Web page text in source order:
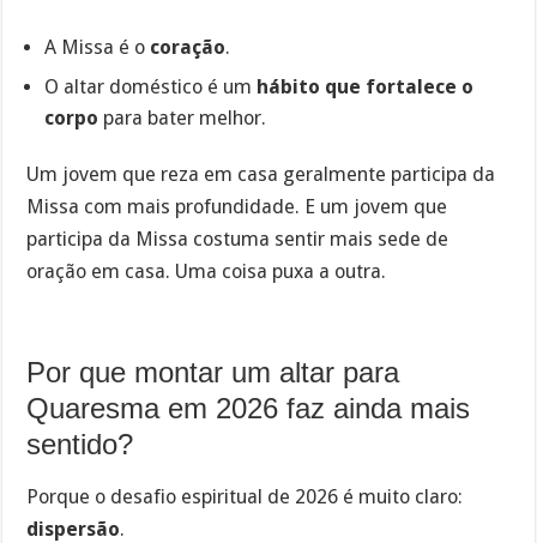
A Missa é o coração.
O altar doméstico é um hábito que fortalece o
corpo para bater melhor.
Um jovem que reza em casa geralmente participa da
Missa com mais profundidade. E um jovem que
participa da Missa costuma sentir mais sede de
oração em casa. Uma coisa puxa a outra.
Por que montar um altar para
Quaresma em 2026 faz ainda mais
sentido?
Porque o desafio espiritual de 2026 é muito claro:
dispersão.